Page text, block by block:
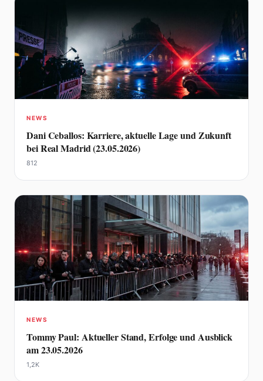
NEWS
Dani Ceballos: Karriere, aktuelle Lage und Zukunft
bei Real Madrid (23.05.2026)
812
NEWS
Tommy Paul: Aktueller Stand, Erfolge und Ausblick
am 23.05.2026
1,2K